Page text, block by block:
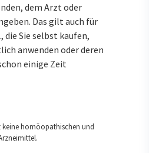
dem Arzt oder
Das gilt auch für
Sie selbst kaufen,
anwenden oder deren
einige Zeit
keine homöopathischen und